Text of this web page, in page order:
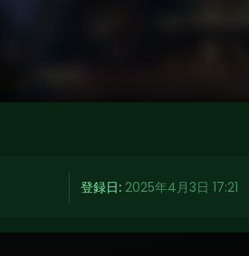
登録日: 2025年4月3日 17:21